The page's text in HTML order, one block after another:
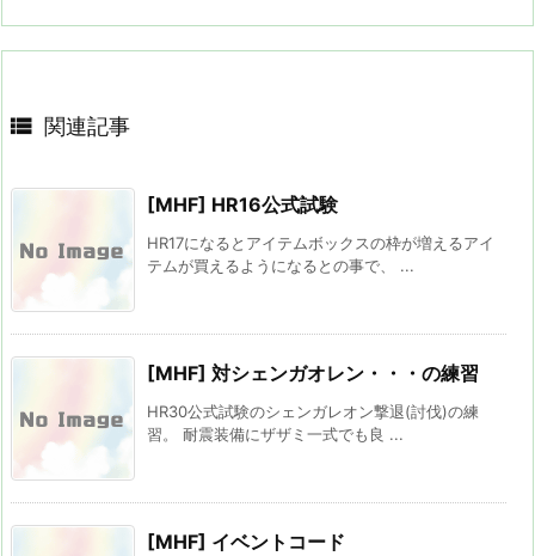
 関連記事
[MHF] HR16公式試験
HR17になるとアイテムボックスの枠が増えるアイ
テムが買えるようになるとの事で、 ...
[MHF] 対シェンガオレン・・・の練習
HR30公式試験のシェンガレオン撃退(討伐)の練
習。 耐震装備にザザミ一式でも良 ...
[MHF] イベントコード